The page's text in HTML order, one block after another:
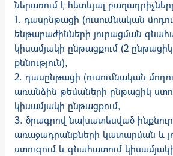
ներառում է հետևյալ
1. դասընթացի (ուսումնական
ենթաբաժինների յուրացման
կիս­ամ­յակի ընթացքում (2 ընթացիկ
քննություն),
2. դասընթացի (ուսում­նա­կան
առանձին թեմաների ընթացիկ
կիսամյակի ընթացքում,
3. ծրագրով նախատեսված
առաջադրանքների կատարման և
ստուգում և գնահատում